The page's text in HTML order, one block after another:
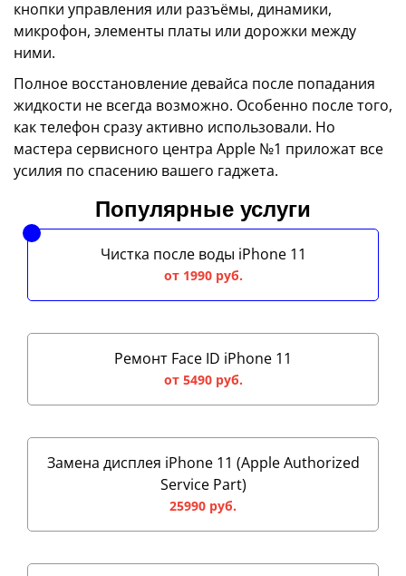
кнопки управления или разъёмы, динамики,
микрофон, элементы платы или дорожки между
ними.
Полное восстановление девайса после попадания
жидкости не всегда возможно. Особенно после того,
как телефон сразу активно использовали. Но
мастера сервисного центра Apple №1 приложат все
усилия по спасению вашего гаджета.
Популярные услуги
Чистка после воды iPhone 11
от 1990 руб.
Ремонт Face ID iPhone 11
от 5490 руб.
Замена дисплея iPhone 11 (Apple Authorized
Service Part)
25990 руб.